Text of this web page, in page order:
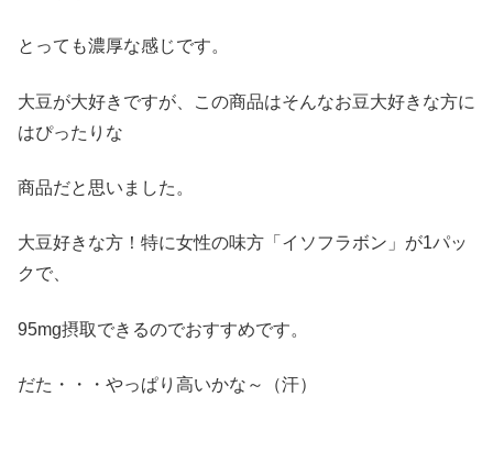
とっても濃厚な感じです。
大豆が大好きですが、この商品はそんなお豆大好きな方に
はぴったりな
商品だと思いました。
大豆好きな方！特に女性の味方「イソフラボン」が1パッ
クで、
95mg摂取できるのでおすすめです。
だた・・・やっぱり高いかな～（汗）